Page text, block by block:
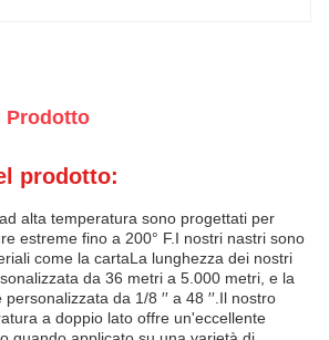
Prodotto
prodotto:
alta temperatura sono progettati per
estreme fino a 200° F.I nostri nastri sono
come la cartaLa lunghezza dei nostri
da 36 metri a 5.000 metri, e la
da 1/8 ′′ a 48 ′′.Il nostro
a doppio lato offre un'eccellente